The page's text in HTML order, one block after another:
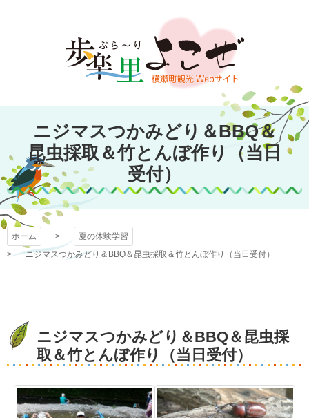
文
キ
プ
歩楽～里（ぶら～
り）よこぜ
ニジマスつかみどり＆BBQ＆
昆虫採取＆竹とんぼ作り（当日
受付）
ホーム
夏の体験学習
ニジマスつかみどり＆BBQ＆昆虫採取＆竹とんぼ作り（当日受付）
ニジマスつかみどり＆BBQ＆昆虫採
取＆竹とんぼ作り（当日受付）